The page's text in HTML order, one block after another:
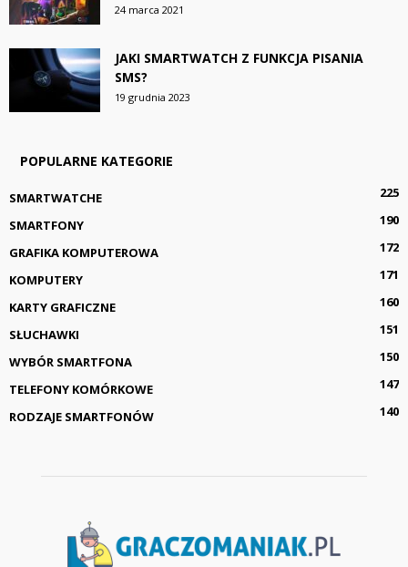
24 marca 2021
JAKI SMARTWATCH Z FUNKCJA PISANIA
SMS?
19 grudnia 2023
POPULARNE KATEGORIE
SMARTWATCHE
225
SMARTFONY
190
GRAFIKA KOMPUTEROWA
172
KOMPUTERY
171
KARTY GRAFICZNE
160
SŁUCHAWKI
151
WYBÓR SMARTFONA
150
TELEFONY KOMÓRKOWE
147
RODZAJE SMARTFONÓW
140